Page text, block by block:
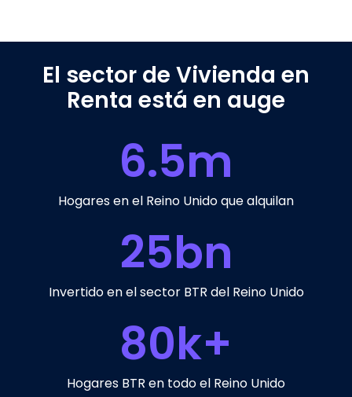
El sector de Vivienda en
Renta está en auge
6.5m
Hogares en el Reino Unido que alquilan
25bn
Invertido en el sector BTR del Reino Unido
80k+
Hogares BTR en todo el Reino Unido